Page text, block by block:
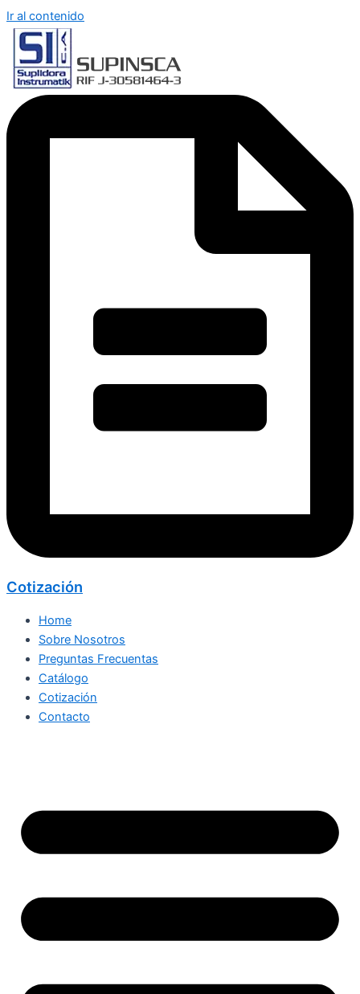
Ir al contenido
Cotización
Home
Sobre Nosotros
Preguntas Frecuentas
Catálogo
Cotización
Contacto